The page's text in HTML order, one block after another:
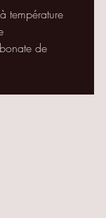
température
de